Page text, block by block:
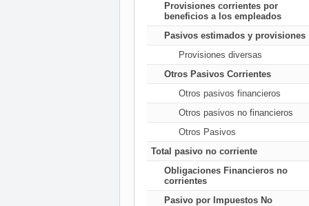
Provisiones corrientes por
beneficios a los empleados
Pasivos estimados y provisiones
Provisiones diversas
Otros Pasivos Corrientes
Otros pasivos financieros
Otros pasivos no financieros
Otros Pasivos
Total pasivo no corriente
Obligaciones Financieros no
corrientes
Pasivo por Impuestos No